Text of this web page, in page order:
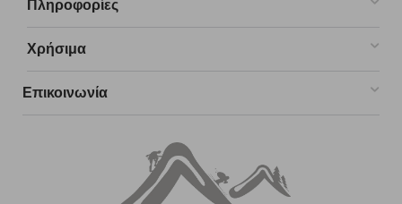
Πληροφορίες
Χρήσιμα
Επικοινωνία